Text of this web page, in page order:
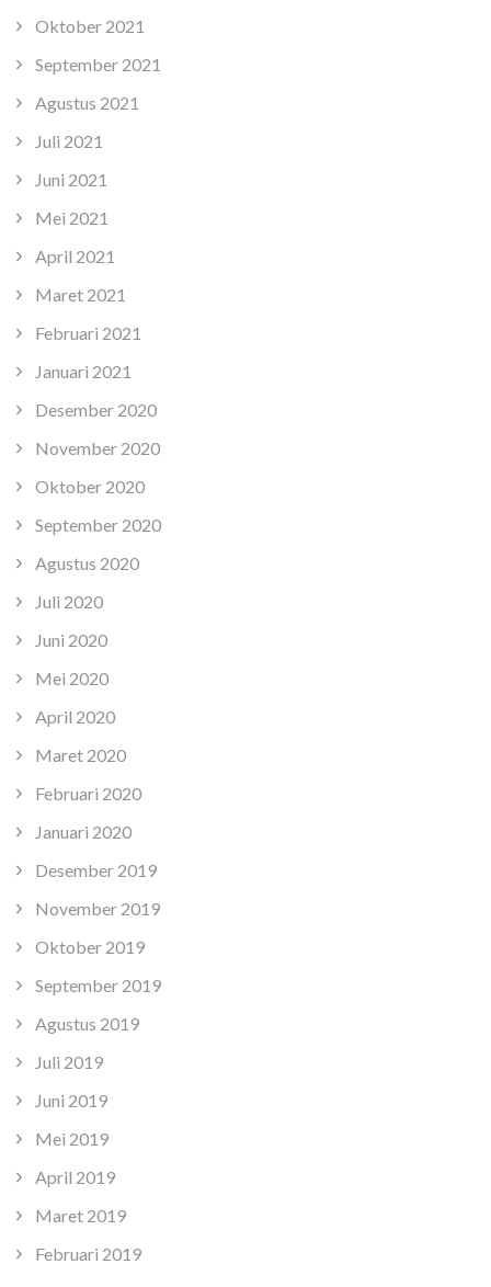
Oktober 2021
September 2021
Agustus 2021
Juli 2021
Juni 2021
Mei 2021
April 2021
Maret 2021
Februari 2021
Januari 2021
Desember 2020
November 2020
Oktober 2020
September 2020
Agustus 2020
Juli 2020
Juni 2020
Mei 2020
April 2020
Maret 2020
Februari 2020
Januari 2020
Desember 2019
November 2019
Oktober 2019
September 2019
Agustus 2019
Juli 2019
Juni 2019
Mei 2019
April 2019
Maret 2019
Februari 2019